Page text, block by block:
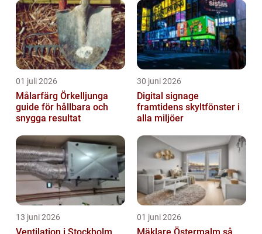
01 juli 2026
Målarfärg Örkelljunga
guide för hållbara och
snygga resultat
30 juni 2026
Digital signage
framtidens skyltfönster i
alla miljöer
13 juni 2026 01 juni 2026